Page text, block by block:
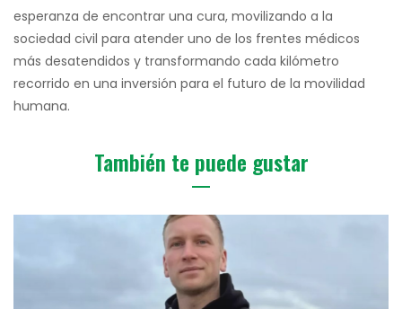
esperanza de encontrar una cura, movilizando a la
sociedad civil para atender uno de los frentes médicos
más desatendidos y transformando cada kilómetro
recorrido en una inversión para el futuro de la movilidad
humana.
También te puede gustar